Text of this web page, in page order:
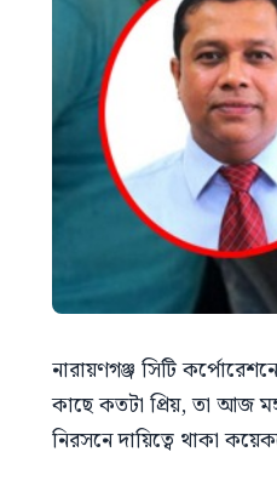
নারায়ণগঞ্জ সিটি
কাছে কতটা প্রিয়, তা আজ
নিরসনে দায়িত্বে থাকা